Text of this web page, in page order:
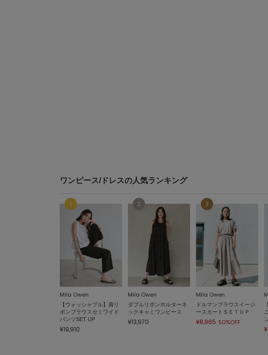
ワンピース/ドレスの人気ランキング
Mila Owen
【ウォッシャブル】肩リ
ボンブラウスセミワイド
パンツSET UP
¥19,910
Mila Owen
ダブルリボンホルターネ
ックキャミワンピース
¥13,970
Mila Owen
ドルマンブラウスイージ
ースカートＳＥＴＵＰ
¥8,965 50%OFF